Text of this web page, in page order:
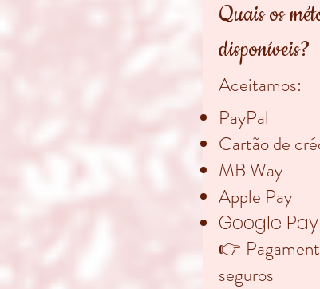
Quais os
disponíveis?
Aceitamos:
PayPal
Cartão de
MB Way
Apple Pay
Google Pay
👉
seguros